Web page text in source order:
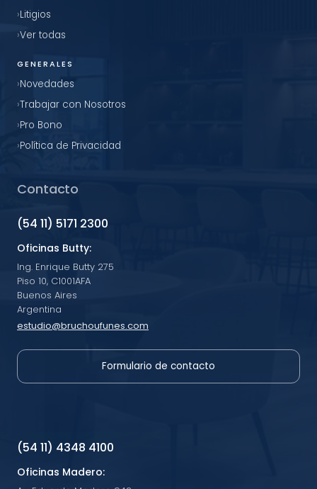
Litigios
Ver todas
GENERALES
Novedades
Trabajar con Nosotros
Pro Bono
Política de Privacidad
Contacto
(54 11) 5171 2300
Oficinas Butty:
Ing. Enrique Butty 275
Piso 10, C1001AFA
Buenos Aires
Argentina
estudio@bruchoufunes.com
Formulario de contacto
(54 11) 4348 4100
Oficinas Madero: